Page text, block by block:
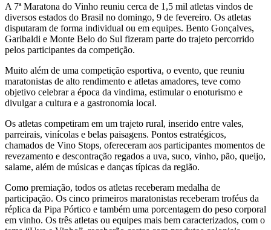
A 7ª Maratona do Vinho reuniu cerca de 1,5 mil atletas vindos de
diversos estados do Brasil no domingo, 9 de fevereiro. Os atletas
disputaram de forma individual ou em equipes. Bento Gonçalves,
Garibaldi e Monte Belo do Sul fizeram parte do trajeto percorrido
pelos participantes da competição.
Muito além de uma competição esportiva, o evento, que reuniu
maratonistas de alto rendimento e atletas amadores, teve como
objetivo celebrar a época da vindima, estimular o enoturismo e
divulgar a cultura e a gastronomia local.
Os atletas competiram em um trajeto rural, inserido entre vales,
parreirais, vinícolas e belas paisagens. Pontos estratégicos,
chamados de Vino Stops, ofereceram aos participantes momentos de
revezamento e descontração regados a uva, suco, vinho, pão, queijo,
salame, além de músicas e danças típicas da região.
Como premiação, todos os atletas receberam medalha de
participação. Os cinco primeiros maratonistas receberam troféus da
réplica da Pipa Pórtico e também uma porcentagem do peso corporal
em vinho. Os três atletas ou equipes mais bem caracterizados, com o